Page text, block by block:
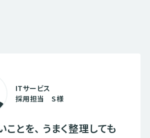
ITサービス
採用担当 S様
ことを、 うまく整理しても